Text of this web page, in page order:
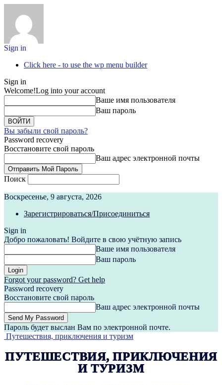
Sign in
Click here - to use the wp menu builder
Sign in
Welcome!Log into your account
Ваше имя пользователя
Ваш пароль
Вы забыли свой пароль?
Password recovery
Восстановите свой пароль
Ваш адрес электронной почты
Поиск
Воскресенье, 9 августа, 2026
Зарегистрироваться/Присоединиться
Sign in
Добро пожаловать! Войдите в свою учётную запись
Ваше имя пользователя
Ваш пароль
Forgot your password? Get help
Password recovery
Восстановите свой пароль
Ваш адрес электронной почты
Пароль будет выслан Вам по электронной почте.
Путешествия, приключения и туризм
ПУТЕШЕСТВИЯ, ПРИКЛЮЧЕНИЯ
И ТУРИЗМ